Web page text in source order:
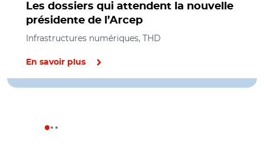
Les dossiers qui attendent la nouvelle
présidente de l’Arcep
Infrastructures numériques, THD
En savoir plus